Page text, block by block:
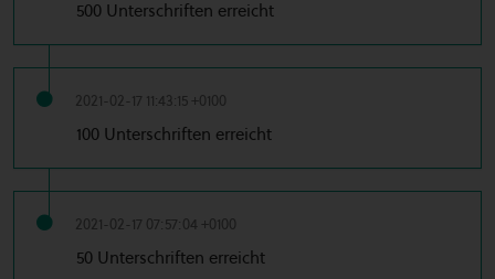
500 Unterschriften erreicht
2021-02-17 11:43:15 +0100
100 Unterschriften erreicht
2021-02-17 07:57:04 +0100
50 Unterschriften erreicht